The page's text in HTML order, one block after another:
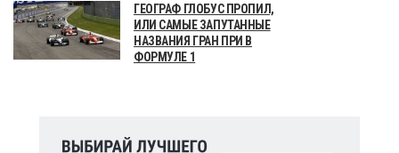
ГЕОГРАФ ГЛОБУС ПРОПИЛ,
ИЛИ САМЫЕ ЗАПУТАННЫЕ
НАЗВАНИЯ ГРАН ПРИ В
ФОРМУЛЕ 1